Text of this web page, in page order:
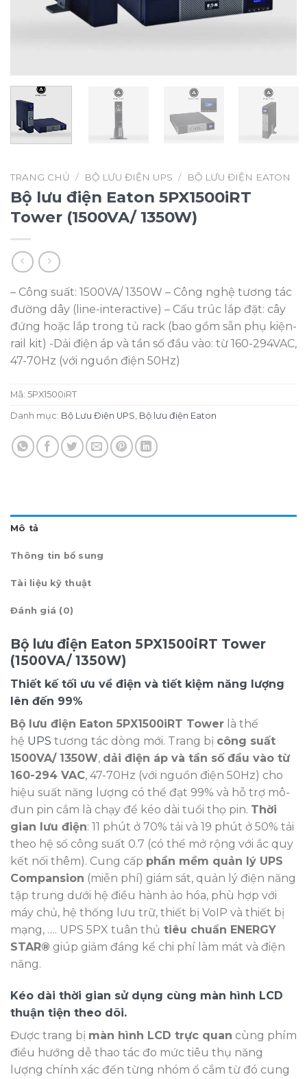
TRANG CHỦ / BỘ LƯU ĐIỆN UPS / BỘ LƯU ĐIỆN EATON
Bộ lưu điện Eaton 5PX1500iRT
Tower (1500VA/ 1350W)
– Công suất: 1500VA/ 1350W – Công nghệ tương tác
đường dây (line-interactive) – Cấu trúc lắp đặt: cây
đứng hoặc lắp trong tủ rack (bao gồm sẵn phụ kiện-
rail kit) -Dải điện áp và tần số đầu vào: từ 160-294VAC,
47-70Hz (với nguồn điện 50Hz)
Mã: 5PX1500iRT
Danh mục: Bộ Lưu Điện UPS, Bộ lưu điện Eaton
Mô tả
Thông tin bổ sung
Tài liệu kỹ thuật
Đánh giá (0)
Bộ lưu điện Eaton 5PX1500iRT Tower
(1500VA/ 1350W)
Thiết kế tối ưu về điện và tiết kiệm năng lượng
lên đến 99%
Bộ lưu điện Eaton 5PX1500iRT Tower là thế
hệ UPS tương tác dòng mới. Trang bị công suất
1500VA/ 1350W, dải điện áp và tần số đầu vào từ
160-294 VAC, 47-70Hz (với nguồn điện 50Hz) cho
hiệu suất năng lượng có thể đạt 99% và hỗ trợ mô-
đun pin cắm là chạy để kéo dài tuổi thọ pin. Thời
gian lưu điện: 11 phút ở 70% tải và 19 phút ở 50% tải
theo hệ số công suất 0.7 (có thể mở rộng với ắc quy
kết nối thêm). Cung cấp phần mềm quản lý UPS
Compansion (miễn phí) giám sát, quản lý điện năng
tập trung dưới hệ điều hành ảo hóa, phù hợp với
máy chủ, hệ thống lưu trữ, thiết bị VoIP và thiết bị
mạng, …. UPS 5PX tuân thủ tiêu chuẩn ENERGY
STAR® giúp giảm đáng kể chi phí làm mát và điện
năng.
Kéo dài thời gian sử dụng cùng màn hình LCD
thuận tiện theo dõi.
Được trang bị màn hình LCD trực quan cùng phím
điều hướng dễ thao tác đo mức tiêu thụ năng
lượng chính xác đến từng nhóm ổ cắm từ đó cung